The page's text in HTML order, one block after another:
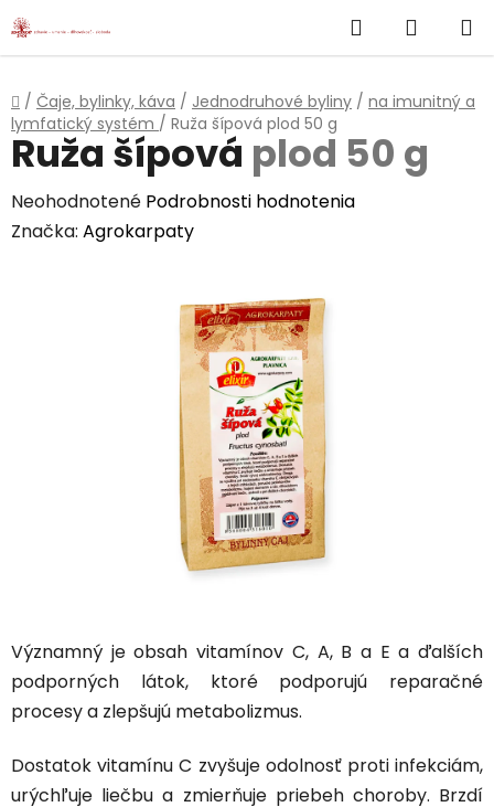
Prejsť
na
Hľadať
KOŠÍK
Domov
/ Čaje, bylinky, káva / Jednodruhové byliny / na imunitný a
lymfatický systém / Ruža šípová plod 50 g
Významný je obsah vitamínov C, A, B a E a ďalších
podporných látok, ktoré podporujú reparačné
procesy a zlepšujú metabolizmus.
Dostatok vitamínu C zvyšuje odolnosť proti infekciám,
urýchľuje liečbu a zmierňuje priebeh choroby. Brzdí
Ruža šípová plod 50 g
Priemerné
hodnotenie
Neohodnotené Podrobnosti hodnotenia
Značka: Agrokarpaty